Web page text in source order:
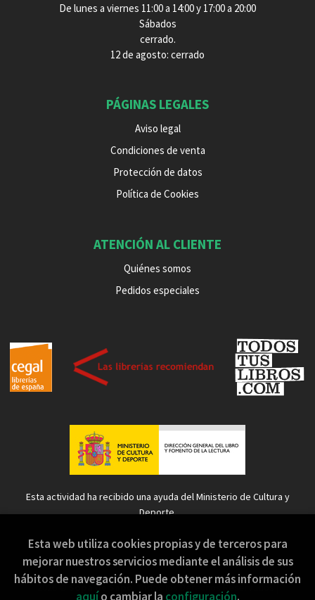
De lunes a viernes 11:00 a 14:00 y 17:00 a 20:00
Sábados
cerrado.
12 de agosto: cerrado
PÁGINAS LEGALES
Aviso legal
Condiciones de venta
Protección de datos
Política de Cookies
ATENCIÓN AL CLIENTE
Quiénes somos
Pedidos especiales
Esta actividad ha recibido una ayuda del Ministerio de Cultura y
Deporte.
2026 © Sopa de Sapo . Todos los Derechos Reservados |
Esta web utiliza cookies propias y de terceros para
mejorar nuestros servicios mediante el análisis de sus
hábitos de navegación. Puede obtener más información
aquío cambiar la configuración.